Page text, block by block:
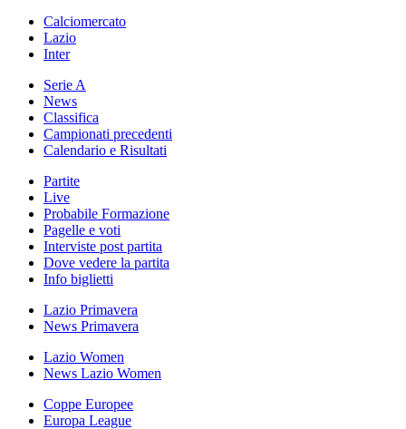
Calciomercato
Lazio
Inter
Serie A
News
Classifica
Campionati precedenti
Calendario e Risultati
Partite
Live
Probabile Formazione
Pagelle e voti
Interviste post partita
Dove vedere la partita
Info biglietti
Lazio Primavera
News Primavera
Lazio Women
News Lazio Women
Coppe Europee
Europa League